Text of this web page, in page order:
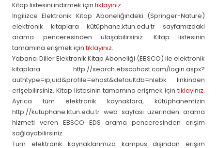
Kitap listesini indirmek içintıklayınız.
İngilizce Elektronik Kitap Aboneliğindeki (Springer-Nature)
elektronik kitaplara kütüphane.ktun.edu.tr sayfamızdaki
arama penceresinden ulaşabilirsiniz. Kitap listesinin
tamamına erişmek içintıklayınız.
Yabancı Diller Elektronik Kitap Aboneliği (EBSCO) ile elektronik
kitaplara http://search.ebscohost.com/login.aspx?
authtype=ip,uid&profile=ehost&defaultdb=nlebk linkinden
erişebilirsiniz. Kitap listesinin tamamına erişmek içintıklayınız.
Ayrıca tüm elektronik kaynaklara, kütüphanemizin
http://kutuphane.ktun.edu.tr web sayfası üzerinden arama
hizmeti veren EBSCO EDS arama penceresinden erişim
sağlayabilirsiniz.
Tüm elektronik kaynaklarımıza kampüs dışından erişim